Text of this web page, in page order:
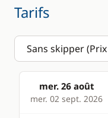
Tarifs
mer. 26 août
mer. 02 sept. 2026